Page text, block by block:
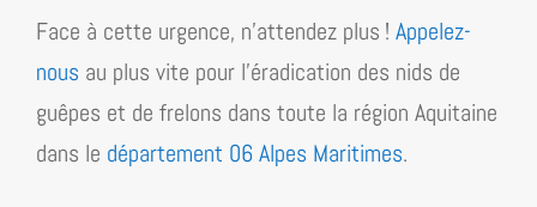
Face à cette urgence, n’attendez plus ! Appelez-
nous au plus vite pour l’éradication des nids de
guêpes et de frelons dans toute la région Aquitaine
dans le département 06 Alpes Maritimes.